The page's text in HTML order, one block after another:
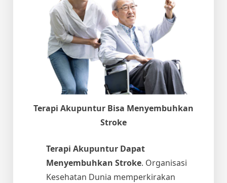
Terapi Akupuntur Bisa Menyembuhkan
Stroke
Terapi Akupuntur Dapat
Menyembuhkan Stroke. Organisasi
Kesehatan Dunia memperkirakan